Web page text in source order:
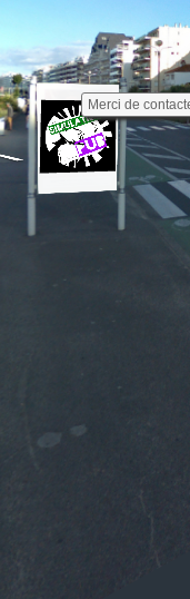
Merci de